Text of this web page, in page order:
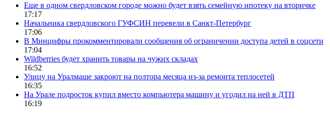
Еще в одном свердловском городе можно будет взять семейную ипотеку на вторичке
17:17
Начальника свердловского ГУФСИН перевели в Санкт-Петербург
17:06
В Минцифры прокомментировали сообщения об ограничении доступа детей в соцсети
17:04
Wildberries будет хранить товары на чужих складах
16:52
Улицу на Уралмаше закроют на полтора месяца из-за ремонта теплосетей
16:35
На Урале подросток купил вместо компьютера машину и угодил на ней в ДТП
16:19